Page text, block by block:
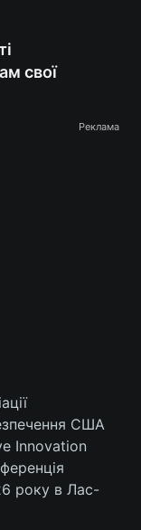
свої
Реклама
США
Innovation
року в Лас-